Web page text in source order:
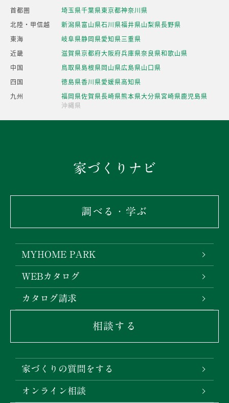
首都圏
埼玉県千葉県東京都神奈川県
北陸・甲信越
新潟県富山県石川県福井県山梨県長野県
東海
岐阜県静岡県愛知県三重県
近畿
滋賀県京都府大阪府兵庫県奈良県和歌山県
中国
鳥取県島根県岡山県広島県山口県
四国
徳島県香川県愛媛県高知県
九州
福岡県佐賀県長崎県熊本県大分県宮崎県鹿児島県
沖縄県
家づくりナビ
調べる・学ぶ
MYHOME PARK
WEBカタログ
カタログ請求
相談する
家づくりの質問をする
オンライン相談